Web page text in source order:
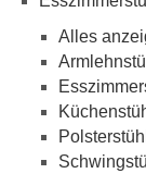
Alles